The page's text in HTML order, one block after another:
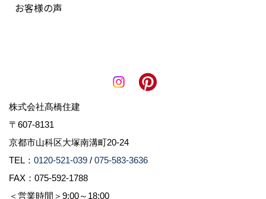
お客様の声
株式会社髙橋住建
〒607-8131
京都市山科区大塚南溝町20-24
TEL： 0120-521-039 / 075-583-3636
FAX：075-592-1788
＜営業時間＞9:00～18:00